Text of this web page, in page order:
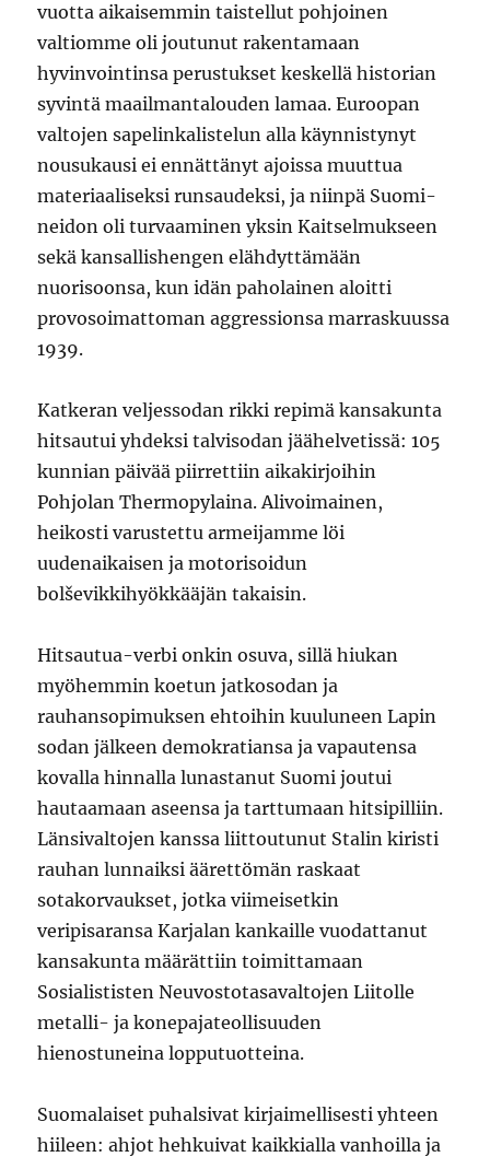
vuotta aikaisemmin taistellut pohjoinen
valtiomme oli joutunut rakentamaan
hyvinvointinsa perustukset keskellä historian
syvintä maailmantalouden lamaa. Euroopan
valtojen sapelinkalistelun alla käynnistynyt
nousukausi ei ennättänyt ajoissa muuttua
materiaaliseksi runsaudeksi, ja niinpä Suomi-
neidon oli turvaaminen yksin Kaitselmukseen
sekä kansallishengen elähdyttämään
nuorisoonsa, kun idän paholainen aloitti
provosoimattoman aggressionsa marraskuussa
1939.
Katkeran veljessodan rikki repimä kansakunta
hitsautui yhdeksi talvisodan jäähelvetissä: 105
kunnian päivää piirrettiin aikakirjoihin
Pohjolan Thermopylaina. Alivoimainen,
heikosti varustettu armeijamme löi
uudenaikaisen ja motorisoidun
bolševikkihyökkääjän takaisin.
Hitsautua-verbi onkin osuva, sillä hiukan
myöhemmin koetun jatkosodan ja
rauhansopimuksen ehtoihin kuuluneen Lapin
sodan jälkeen demokratiansa ja vapautensa
kovalla hinnalla lunastanut Suomi joutui
hautaamaan aseensa ja tarttumaan hitsipilliin.
Länsivaltojen kanssa liittoutunut Stalin kiristi
rauhan lunnaiksi äärettömän raskaat
sotakorvaukset, jotka viimeisetkin
veripisaransa Karjalan kankaille vuodattanut
kansakunta määrättiin toimittamaan
Sosialististen Neuvostotasavaltojen Liitolle
metalli- ja konepajateollisuuden
hienostuneina lopputuotteina.
Suomalaiset puhalsivat kirjaimellisesti yhteen
hiileen: ahjot hehkuivat kaikkialla vanhoilla ja